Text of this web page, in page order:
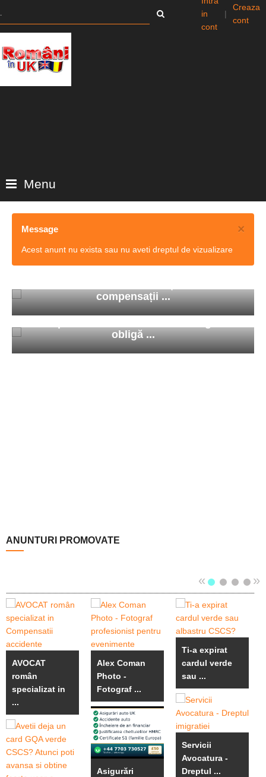
in
cont
|
Creaza
cont
Menu
×
Message
Acest anunt nu exista sau nu aveti dreptul de vizualizare
compensații ...
obligă ...
ANUNTURI PROMOVATE
« »
AVOCAT
român
specializat in
...
Alex Coman
Photo -
Fotograf ...
Asigurări
Ti-a expirat
cardul verde
sau ...
Servicii
Avocatura -
Dreptul ...